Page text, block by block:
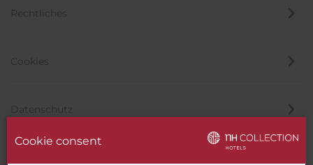
Rechtliches
Cookies
Datenschutz
Cookie consent